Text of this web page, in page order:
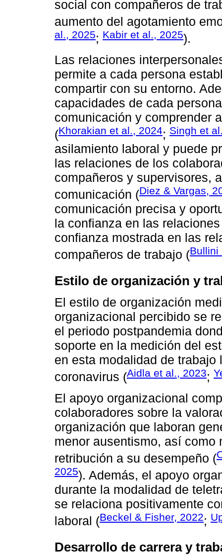
social con compañeros de
aumento del agotamiento
al., 2025; Kabir et al., 2025).
Las relaciones
permite a cada persona
compartir con su entorno.
capacidades de cada
comunicación y comprender
(Khorakian et al., 2024; Singh et
asilamiento laboral y puede
las relaciones de los
compañeros y supervisores,
comunicación (Diez & Vargas,
comunicación precisa y
la confianza en las
confianza mostrada en las
compañeros de trabajo (Bullini
Estilo de organización y
El estilo de organización
organizacional percibido se
el periodo postpandemia
soporte en la medición del
en esta modalidad de
coronavirus (Aidla et al., 2023;
El apoyo organizacional
colaboradores sobre la
organización que laboran
menor ausentismo, así
retribución a su desempeño (
2025). Además, el apoyo
durante la modalidad de
se relaciona positivamente
laboral (Beckel & Fisher, 2022;
Desarrollo de carrera y